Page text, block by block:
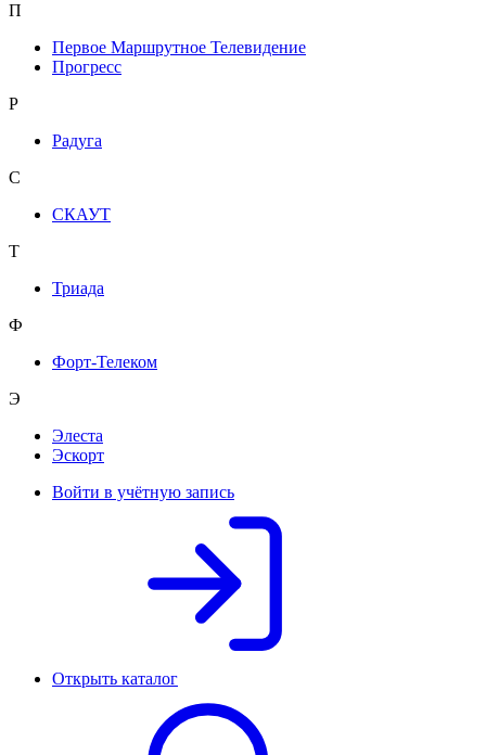
П
Первое Маршрутное Телевидение
Прогресс
Р
Радуга
С
СКАУТ
Т
Триада
Ф
Форт-Телеком
Э
Элеста
Эскорт
Войти в учётную запись
Открыть каталог